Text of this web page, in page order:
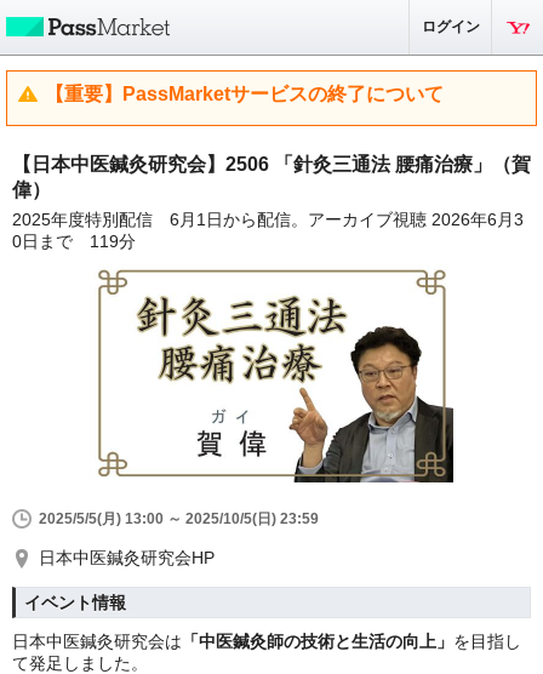
ログイン
【重要】PassMarketサービスの終了について
【日本中医鍼灸研究会】2506 「針灸三通法 腰痛治療」（賀
偉）
2025年度特別配信 6月1日から配信。アーカイブ視聴 2026年6月3
0日まで 119分
2025/5/5(月) 13:00 ～ 2025/10/5(日) 23:59
日本中医鍼灸研究会HP
イベント情報
日本中医鍼灸研究会は 「中医鍼灸師の技術と生活の向上」 を目指し
て発足しました。